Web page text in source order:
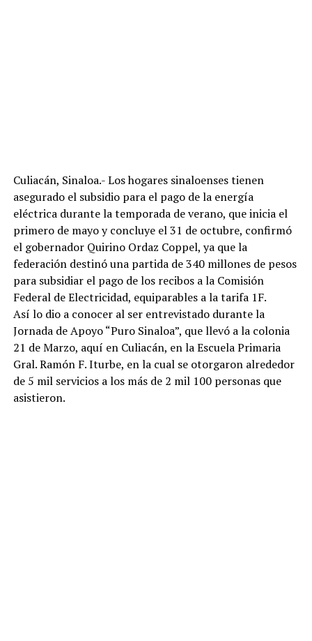
Culiacán, Sinaloa.- Los hogares sinaloenses tienen
asegurado el subsidio para el pago de la energía
eléctrica durante la temporada de verano, que inicia el
primero de mayo y concluye el 31 de octubre, confirmó
el gobernador Quirino Ordaz Coppel, ya que la
federación destinó una partida de 340 millones de pesos
para subsidiar el pago de los recibos a la Comisión
Federal de Electricidad, equiparables a la tarifa 1F.
Así lo dio a conocer al ser entrevistado durante la
Jornada de Apoyo “Puro Sinaloa”, que llevó a la colonia
21 de Marzo, aquí en Culiacán, en la Escuela Primaria
Gral. Ramón F. Iturbe, en la cual se otorgaron alrededor
de 5 mil servicios a los más de 2 mil 100 personas que
asistieron.